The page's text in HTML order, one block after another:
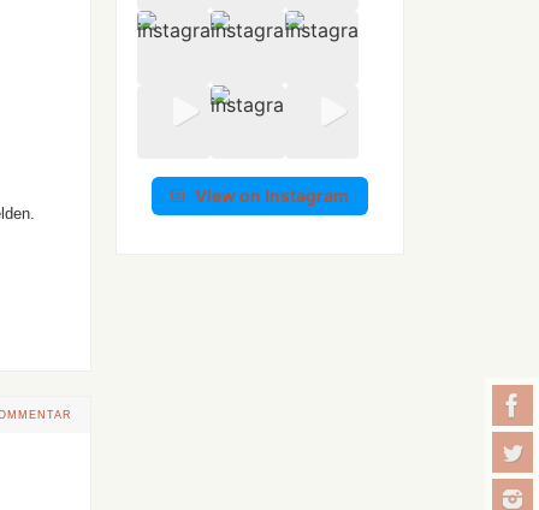
View on Instagram